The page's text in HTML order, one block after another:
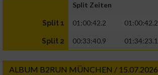
Split Zeiten
Split 1 01:00:42.2 01:00:42.2
Split 2 00:33:40.9 01:34:23.1
ALBUM B2RUN MÜNCHEN / 15.07.2026